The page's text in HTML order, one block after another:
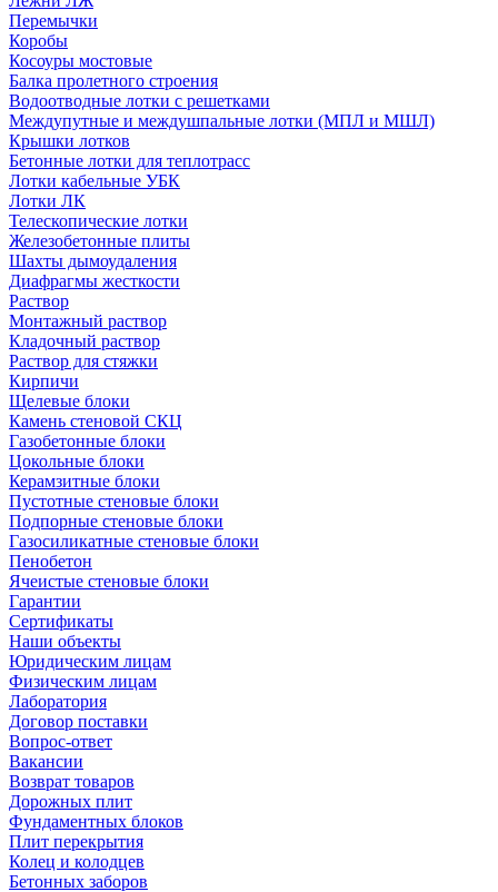
Перемычки
Коробы
Косоуры мостовые
Балка пролетного строения
Водоотводные лотки с решетками
Междупутные и междушпальные лотки (МПЛ и МШЛ)
Крышки лотков
Бетонные лотки для теплотрасс
Лотки кабельные УБК
Лотки ЛК
Телескопические лотки
Железобетонные плиты
Шахты дымоудаления
Диафрагмы жесткости
Раствор
Монтажный раствор
Кладочный раствор
Раствор для стяжки
Кирпичи
Щелевые блоки
Камень стеновой СКЦ
Газобетонные блоки
Цокольные блоки
Керамзитные блоки
Пустотные стеновые блоки
Подпорные стеновые блоки
Газосиликатные стеновые блоки
Пенобетон
Ячеистые стеновые блоки
Гарантии
Сертификаты
Наши объекты
Юридическим лицам
Физическим лицам
Лаборатория
Договор поставки
Вопрос-ответ
Вакансии
Возврат товаров
Дорожных плит
Фундаментных блоков
Плит перекрытия
Колец и колодцев
Бетонных заборов